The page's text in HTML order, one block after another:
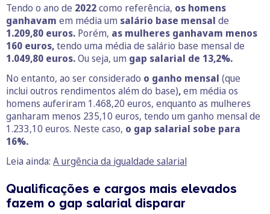
Tendo o ano de 2022como referência, os homens
ganhavam em média um salário base mensal de
1.209,80 euros. Porém, as mulheres ganhavam menos
160 euros,tendo uma média de salário base mensal de
1.049,80 euros.Ou seja, um gap salarial de 13,2%.
No entanto, ao ser considerado o ganho mensal (que
inclui outros rendimentos além do base),em média os
homens auferiram 1.468,20 euros, enquanto as mulheres
ganharam menos 235,10 euros, tendo um ganho mensal de
1.233,10 euros. Neste caso, o gap salarial sobe para
16%.
Leia ainda: A urgência da igualdade salarial
Qualificações e cargos mais elevados
fazem o gap salarial disparar